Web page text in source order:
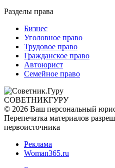
Разделы права
Бизнес
Уголовное право
Трудовое право
Гражданское право
Автоюрист
Семейное право
СОВЕТНИКГУРУ
© 2026 Ваш персональный
Перепечатка материалов
первоисточника
Реклама
Woman365.ru